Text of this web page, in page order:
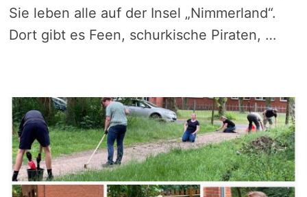
Sie leben alle auf der Insel „Nimmerland“.
Dort gibt es Feen, schurkische Piraten, …